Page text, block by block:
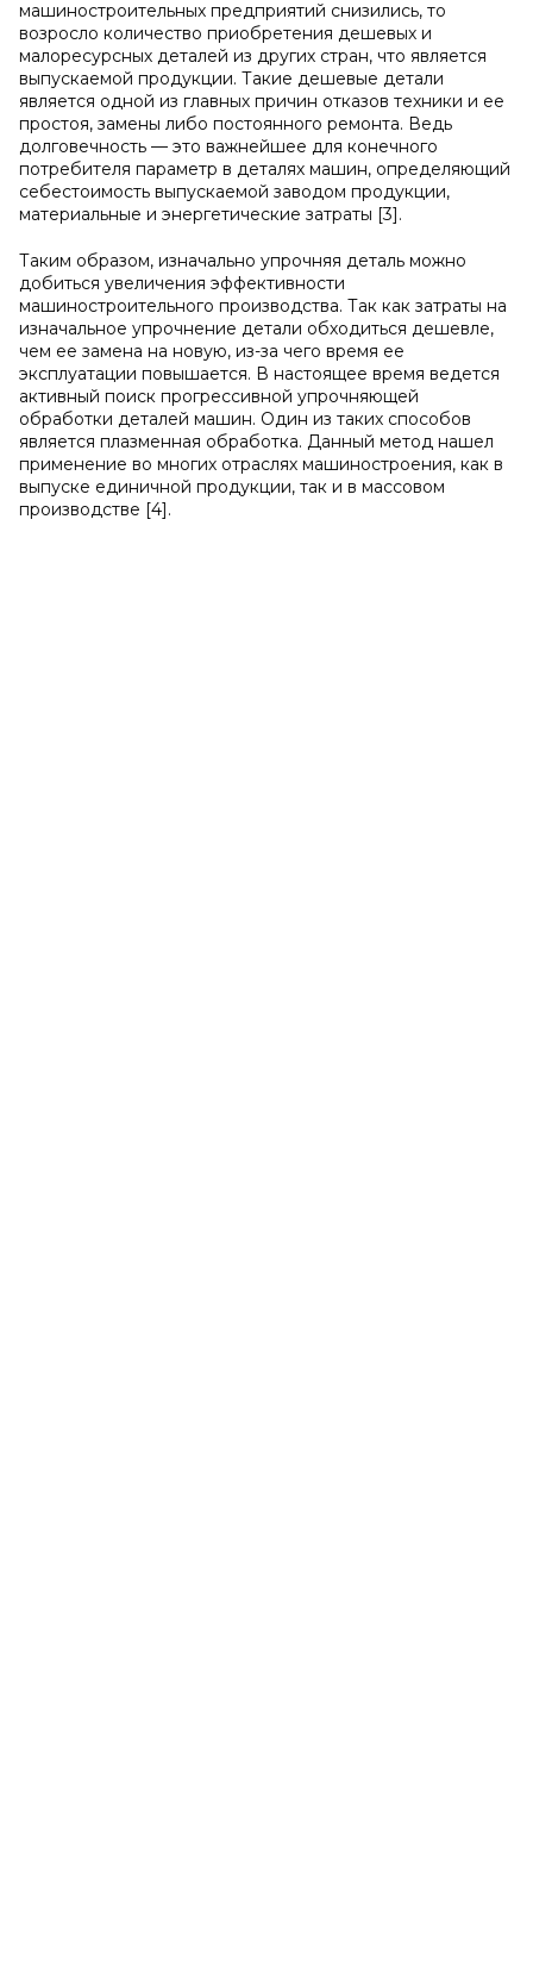
машиностроительных предприятий снизились, то
возросло количество приобретения дешевых и
малоресурсных деталей из других стран, что является
выпускаемой продукции. Такие дешевые детали
является одной из главных причин отказов техники и ее
простоя, замены либо постоянного ремонта. Ведь
долговечность — это важнейшее для конечного
потребителя параметр в деталях машин, определяющий
себестоимость выпускаемой заводом продукции,
материальные и энергетические затраты [3].
Таким образом, изначально упрочняя деталь можно
добиться увеличения эффективности
машиностроительного производства. Так как затраты на
изначальное упрочнение детали обходиться дешевле,
чем ее замена на новую, из-за чего время ее
эксплуатации повышается. В настоящее время ведется
активный поиск прогрессивной упрочняющей
обработки деталей машин. Один из таких способов
является плазменная обработка. Данный метод нашел
применение во многих отраслях машиностроения, как в
выпуске единичной продукции, так и в массовом
производстве [4].